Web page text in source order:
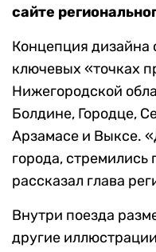
сайте
Концепция дизайна
ключевых «точках
Нижегородской
Болдине, Городце,
Арзамасе и Выксе.
города,
рассказал глава
Внутри поезда
другие